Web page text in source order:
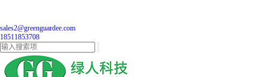
sales2@greenguardee.com
18511853708